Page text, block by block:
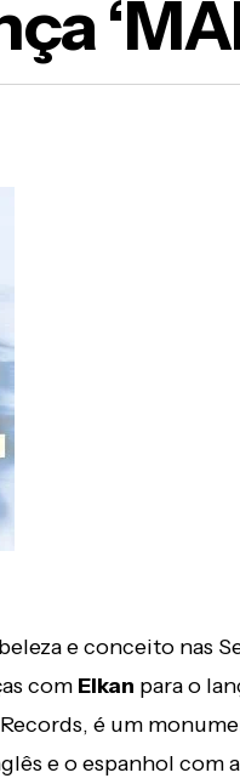
e conceito nas
com Elkan para o
é um
e o espanhol com